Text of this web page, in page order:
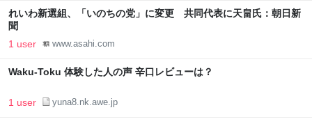
れいわ新選組、「いのちの党」に変更 共同代表に天畠氏：朝日新
聞
1 user www.asahi.com
Waku-Toku 体験した人の声 辛口レビューは？
1 user yuna8.nk.awe.jp